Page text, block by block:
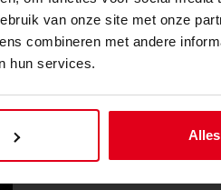
van onze site met onze
combineren met andere
hun services.